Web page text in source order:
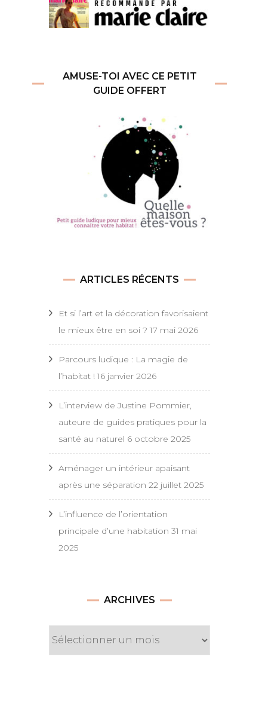
AMUSE-TOI AVEC CE PETIT
GUIDE OFFERT
ARTICLES RÉCENTS
Et si l’art et la décoration favorisaient
le mieux être en soi ? 17 mai 2026
Parcours ludique : La magie de
l’habitat ! 16 janvier 2026
L’interview de Justine Pommier,
auteure de guides pratiques pour la
santé au naturel 6 octobre 2025
Aménager un intérieur apaisant
après une séparation 22 juillet 2025
L’influence de l’orientation
principale d’une habitation 31 mai
2025
ARCHIVES
Archives